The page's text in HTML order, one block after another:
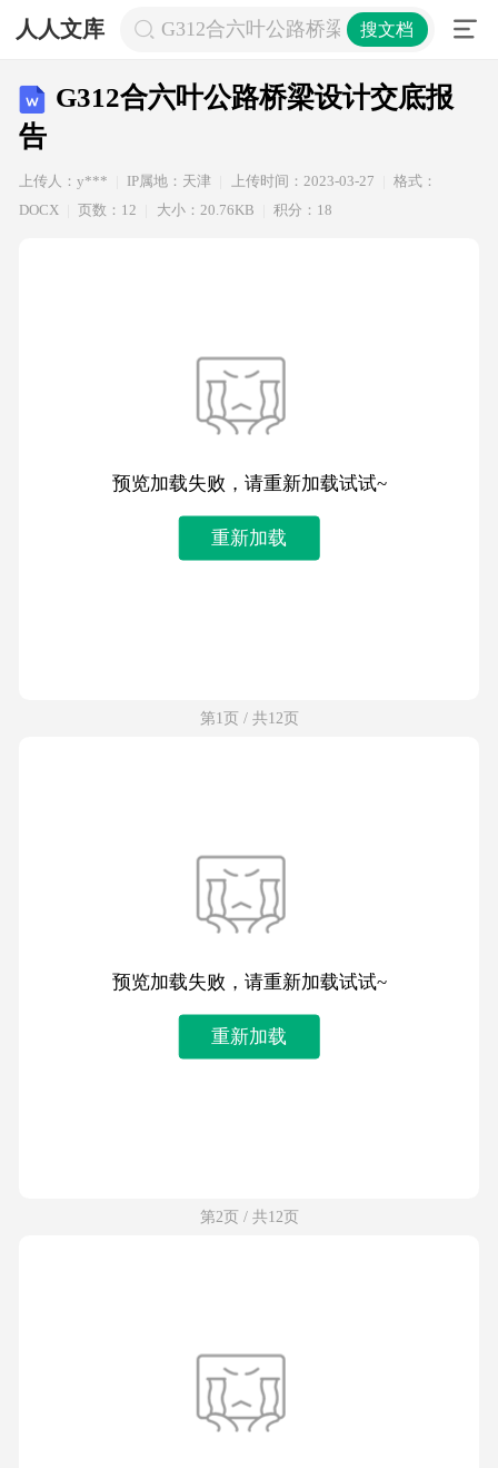
人人文库 G312合六叶公路桥梁设计交底报告
搜文档
G312合六叶公路桥梁设计交底报
告
上传人：y*** IP属地：天津 上传时间：2023-03-27
格式：
DOCX
页数：12 大小：20.76KB 积分：18
预览加载失败，请重新加载试试~
重新加载
第1页 / 共12页
预览加载失败，请重新加载试试~
重新加载
第2页 / 共12页